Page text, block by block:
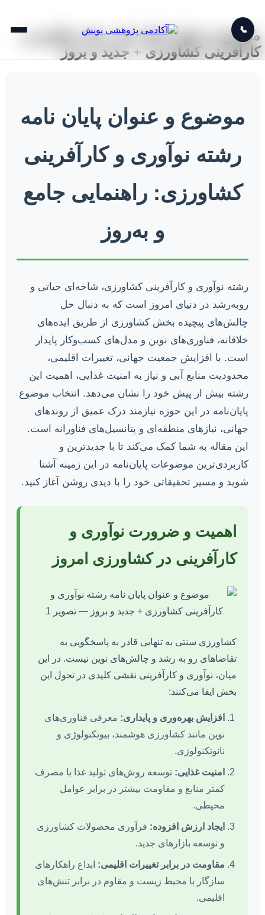
📞
موضوع و عنوان پایان نامه رشته نوآوری و
کارآفرینی کشاورزی + جدید و بروز
موضوع و عنوان پایان نامه
رشته نوآوری و کارآفرینی
کشاورزی: راهنمایی جامع
و به‌روز
رشته نوآوری و کارآفرینی کشاورزی، شاخه‌ای حیاتی و
روبه‌رشد در دنیای امروز است که به دنبال حل
چالش‌های پیچیده بخش کشاورزی از طریق ایده‌های
خلاقانه، فناوری‌های نوین و مدل‌های کسب‌وکار پایدار
است. با افزایش جمعیت جهانی، تغییرات اقلیمی،
محدودیت منابع آبی و نیاز به امنیت غذایی، اهمیت این
رشته بیش از پیش خود را نشان می‌دهد. انتخاب موضوع
پایان‌نامه در این حوزه نیازمند درک عمیق از روندهای
جهانی، نیازهای منطقه‌ای و پتانسیل‌های فناورانه است.
این مقاله به شما کمک می‌کند تا با جدیدترین و
کاربردی‌ترین موضوعات پایان‌نامه در این زمینه آشنا
شوید و مسیر تحقیقاتی خود را با دیدی روشن آغاز کنید.
اهمیت و ضرورت نوآوری و
کارآفرینی در کشاورزی امروز
کشاورزی سنتی به تنهایی قادر به پاسخگویی به
تقاضاهای رو به رشد و چالش‌های نوین نیست. در این
میان، نوآوری و کارآفرینی نقشی کلیدی در تحول این
بخش ایفا می‌کنند:
افزایش بهره‌وری و پایداری: معرفی فناوری‌های
نوین مانند کشاورزی هوشمند، بیوتکنولوژی و
نانوتکنولوژی.
امنیت غذایی: توسعه روش‌های تولید غذا با مصرف
کمتر منابع و مقاومت بیشتر در برابر عوامل
محیطی.
ایجاد ارزش افزوده: فرآوری محصولات کشاورزی
و توسعه بازارهای جدید.
مقاومت در برابر تغییرات اقلیمی: ابداع راهکارهای
سازگار با محیط زیست و مقاوم در برابر تنش‌های
اقلیمی.